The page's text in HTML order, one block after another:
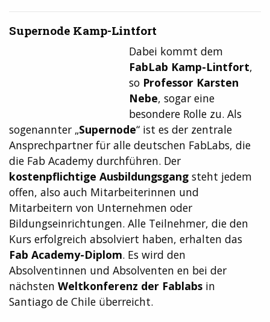
Supernode Kamp-Lintfort
Dabei kommt dem
FabLab Kamp-Lintfort,
so Professor Karsten
Nebe, sogar eine
besondere Rolle zu. Als
sogenannter „Supernode“ ist es der zentrale
Ansprechpartner für alle deutschen FabLabs, die
die Fab Academy durchführen. Der
kostenpflichtige Ausbildungsgang steht jedem
offen, also auch Mitarbeiterinnen und
Mitarbeitern von Unternehmen oder
Bildungseinrichtungen. Alle Teilnehmer, die den
Kurs erfolgreich absolviert haben, erhalten das
Fab Academy-Diplom. Es wird den
Absolventinnen und Absolventen en bei der
nächsten Weltkonferenz der Fablabs in
Santiago de Chile überreicht.